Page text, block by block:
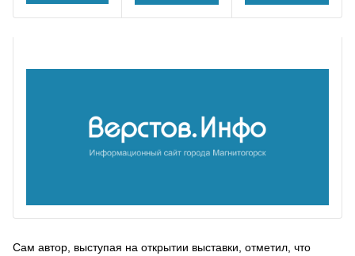
Сам автор, выступая на открытии выставки, отметил, что